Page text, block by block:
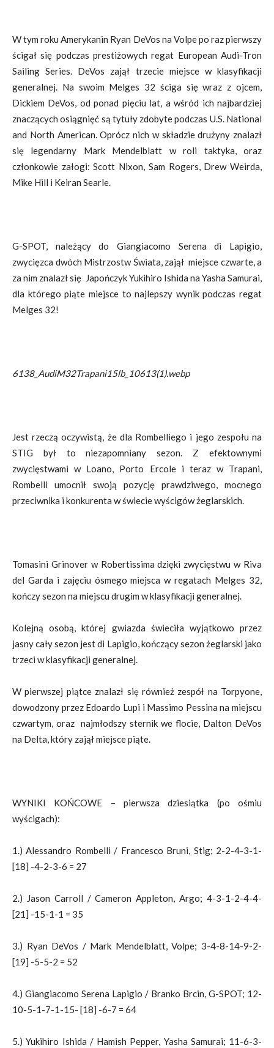
W tym roku Amerykanin Ryan DeVos na Volpe po raz pierwszy
ścigał się podczas prestiżowych regat European Audi-Tron
Sailing Series. DeVos zajął trzecie miejsce w klasyfikacji
generalnej. Na swoim Melges 32 ściga się wraz z ojcem,
Dickiem DeVos, od ponad pięciu lat, a wśród ich najbardziej
znaczących osiągnięć są tytuły zdobyte podczas U.S. National
and North American. Oprócz nich w składzie drużyny znalazł
się legendarny Mark Mendelblatt w roli taktyka, oraz
członkowie załogi: Scott Nixon, Sam Rogers, Drew Weirda,
Mike Hill i Keiran Searle.
G-SPOT, należący do Giangiacomo Serena di Lapigio,
zwycięzca dwóch Mistrzostw Świata, zajął miejsce czwarte, a
za nim znalazł się Japończyk Yukihiro Ishida na Yasha Samurai,
dla którego piąte miejsce to najlepszy wynik podczas regat
Melges 32!
6138_AudiM32Trapani15lb_10613(1).webp
Jest rzeczą oczywistą, że dla Rombelliego i jego zespołu na
STIG był to niezapomniany sezon. Z efektownymi
zwycięstwami w Loano, Porto Ercole i teraz w Trapani,
Rombelli umocnił swoją pozycję prawdziwego, mocnego
przeciwnika i konkurenta w świecie wyścigów żeglarskich.
Tomasini Grinover w Robertissima dzięki zwycięstwu w Riva
del Garda i zajęciu ósmego miejsca w regatach Melges 32,
kończy sezon na miejscu drugim w klasyfikacji generalnej.
Kolejną osobą, której gwiazda świeciła wyjątkowo przez
jasny cały sezon jest di Lapigio, kończący sezon żeglarski jako
trzeci w klasyfikacji generalnej.
W pierwszej piątce znalazł się również zespół na Torpyone,
dowodzony przez Edoardo Lupi i Massimo Pessina na miejscu
czwartym, oraz najmłodszy sternik we flocie, Dalton DeVos
na Delta, który zajął miejsce piąte.
WYNIKI KOŃCOWE – pierwsza dziesiątka (po ośmiu
wyścigach):
1.) Alessandro Rombelli / Francesco Bruni, Stig; 2-2-4-3-1-
[18] -4-2-3-6 = 27
2.) Jason Carroll / Cameron Appleton, Argo; 4-3-1-2-4-4-
[21] -15-1-1 = 35
3.) Ryan DeVos / Mark Mendelblatt, Volpe; 3-4-8-14-9-2-
[19] -5-5-2 = 52
4.) Giangiacomo Serena Lapigio / Branko Brcin, G-SPOT; 12-
10-5-1-7-1-15- [18] -6-7 = 64
5.) Yukihiro Ishida / Hamish Pepper, Yasha Samurai; 11-6-3-